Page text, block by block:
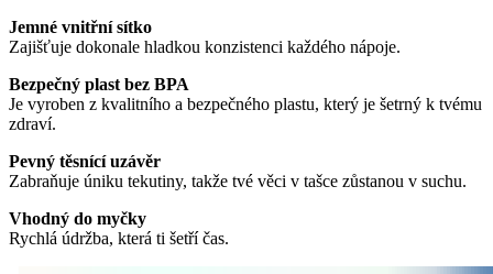
Jemné vnitřní sítko
Zajišťuje dokonale hladkou konzistenci každého nápoje.
Bezpečný plast bez BPA
Je vyroben z kvalitního a bezpečného plastu, který je šetrný k tvému
zdraví.
Pevný těsnící uzávěr
Zabraňuje úniku tekutiny, takže tvé věci v tašce zůstanou v suchu.
Vhodný do myčky
Rychlá údržba, která ti šetří čas.